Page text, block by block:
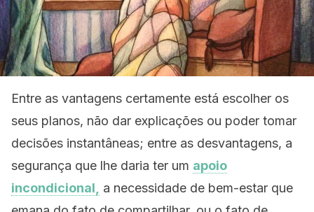
Entre as vantagens certamente está escolher os
seus planos, não dar explicações ou poder tomar
decisões instantâneas; entre as desvantagens, a
segurança que lhe daria ter um apoio
incondicional,
a necessidade de bem-estar que